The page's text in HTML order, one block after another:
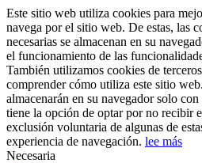
Este sitio web utiliza cookies para
navega por el sitio web. De estas, las
necesarias se almacenan en su
el funcionamiento de las
También utilizamos cookies de
comprender cómo utiliza este sitio
almacenarán en su navegador solo
tiene la opción de optar por no recibir
exclusión voluntaria de algunas de
experiencia de navegación. lee más
Necesaria